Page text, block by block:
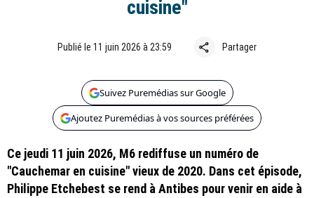
cuisine"
Publié le 11 juin 2026 à 23:59 share Partager
Suivez Puremédias sur Google
Ajoutez Puremédias à vos sources préférées
Ce jeudi 11 juin 2026, M6 rediffuse un numéro de
"Cauchemar en cuisine" vieux de 2020. Dans cet épisode,
Philippe Etchebest se rend à Antibes pour venir en aide à